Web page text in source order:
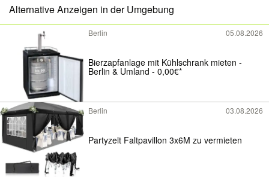
Alternative Anzeigen in der Umgebung
Berlin 05.08.2026
Bierzapfanlage mit Kühlschrank mieten -
Berlin & Umland - 0,00€*
Berlin 03.08.2026
Partyzelt Faltpavillon 3x6M zu vermieten